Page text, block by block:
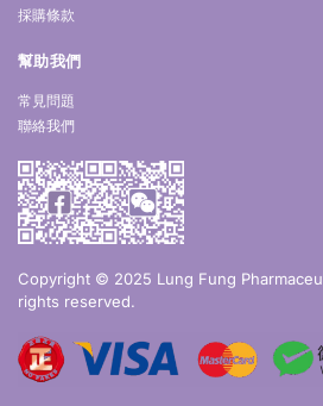
採購條款
幫助我們
常見問題
聯絡我們
Copyright © 2025 Lung Fung
rights reserved.